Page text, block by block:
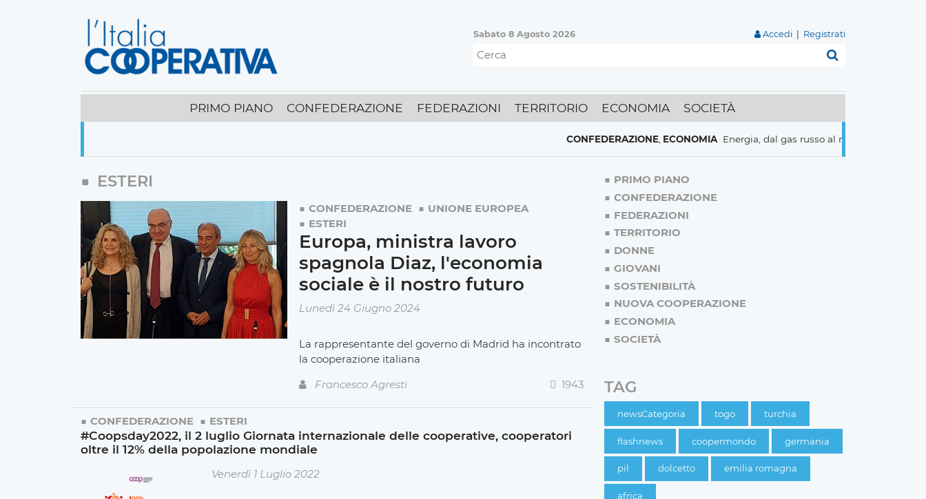
Sabato 8 Agosto 2026 Accedi Registrati
PRIMO PIANO CONFEDERAZIONE FEDERAZIONI TERRITORIO ECONOMIA SOCIETÀ
CONFEDERAZIONE,ECONOMIA Energia, dal gas russo al nucleare italiani pronti a
ESTERI
CONFEDERAZIONE
UNIONE EUROPEA
ESTERI
Europa, ministra lavoro
spagnola Diaz, l'economia
sociale è il nostro futuro
Lunedì 24 Giugno 2024
La rappresentante del governo di Madrid ha incontrato
la cooperazione italiana
Francesco Agresti
1943
CONFEDERAZIONE ESTERI
#Coopsday2022, il 2 luglio Giornata internazionale delle cooperative, cooperatori
oltre il 12% della popolazione mondiale
Venerdì 1 Luglio 2022
PRIMO PIANO
CONFEDERAZIONE
FEDERAZIONI
TERRITORIO
DONNE
GIOVANI
SOSTENIBILITÀ
NUOVA COOPERAZIONE
ECONOMIA
SOCIETÀ
TAG
newsCategoria togo turchia
flashnews coopermondo germania
pil dolcetto emilia romagna
africa